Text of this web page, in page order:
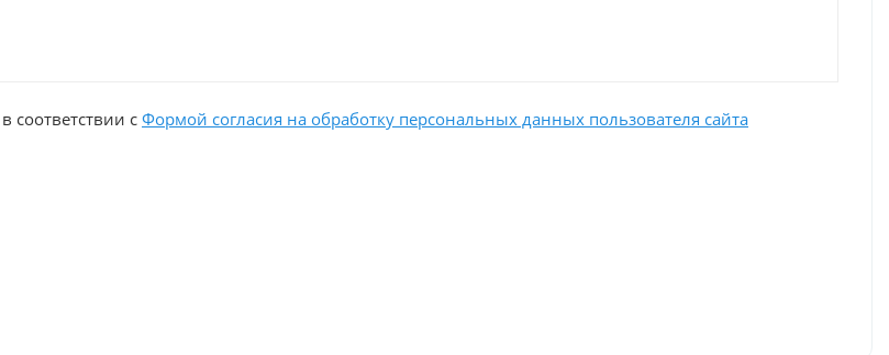
соответствии сФормой согласия на обработку персональных данных пользователя сайта